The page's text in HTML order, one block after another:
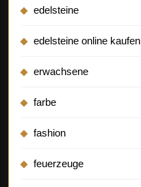
edelsteine
edelsteine online kaufen
erwachsene
farbe
fashion
feuerzeuge